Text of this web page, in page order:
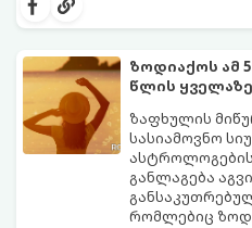
სურვილების
მკაცრ
თანდათან
პრობლემები,
გეგონათ, უკან
გაჩნდება
რთული
შეძლებენ
ახალი
ზოდიაქოს ამ
წლის
ზაფხულის
სასიამოვნო
განლაგება
რომლებიც